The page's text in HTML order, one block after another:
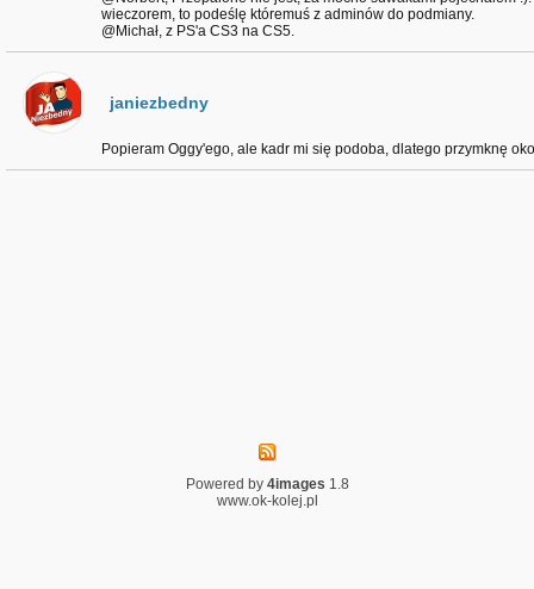
wieczorem, to podeślę któremuś z adminów do podmiany.
@Michał, z PS'a CS3 na CS5.
janiezbedny
Popieram Oggy'ego, ale kadr mi się podoba, dlatego przymknę
Powered by 4images 1.8
www.ok-kolej.pl